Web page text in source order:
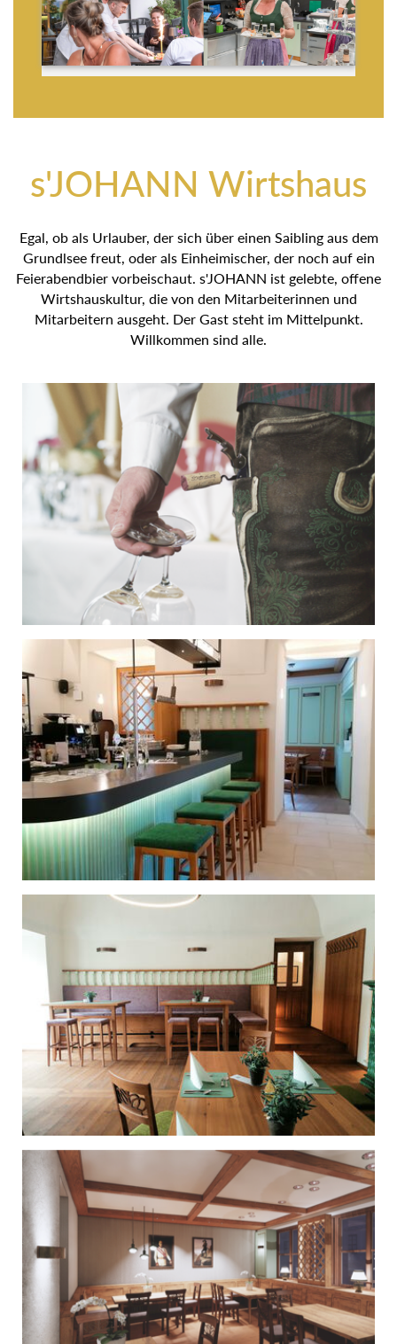
s'JOHANN Wirtshaus
Egal, ob als Urlauber, der sich über einen Saibling aus
dem Grundlsee freut, oder als Einheimischer, der noch auf
ein Feierabendbier vorbeischaut. s'JOHANN ist gelebte,
offene Wirtshauskultur, die von den Mitarbeiterinnen und
Mitarbeitern ausgeht. Der Gast steht im Mittelpunkt.
Willkommen sind alle.